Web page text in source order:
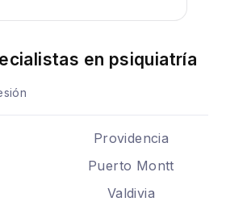
en psiquiatría
Providencia
Puerto Montt
Valdivia